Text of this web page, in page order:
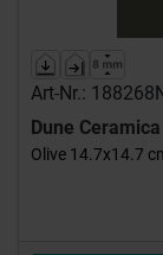
Art-Nr.:
Dune Ceramica
Olive 14.7x14.7